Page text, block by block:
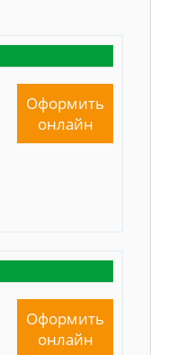
Оформить
онлайн
Оформить
онлайн